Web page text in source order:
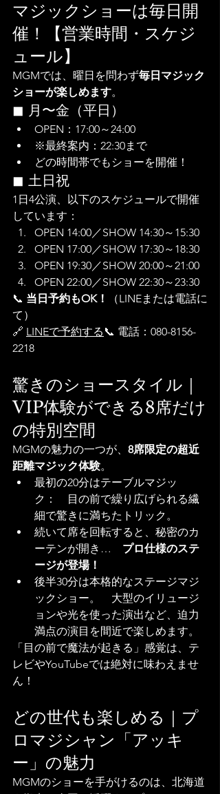
マジックショーは毎日開
催！【営業時間・スケジ
ュール】
MGMでは、曜日を問わず毎日マジック
ショーが楽しめます。
◼ 月〜金（平日）
OPEN：17:00～24:00
※最終案内：22:30まで
どの時間帯でもショーを開催！
◼ 土日祝
1日4公演、以下のスケジュールで開催
しています：
OPEN 14:00／SHOW 14:30～15:30
OPEN 17:00／SHOW 17:30～18:30
OPEN 19:30／SHOW 20:00～21:00
OPEN 22:00／SHOW 22:30～23:30
📞 当日予約もOK！
（LINEまたは電話に
て）
🔗 LINEで予約する 📞 電話：080-8156-
2218
驚きのショースタイル｜
VIP体験ができる8席だけ
の特別空間
MGMの魅力の一つが、 8席限定の超近
距離マジック体験。
最初の20分はテーブルマジッ
ク：　目の前で繰り広げられる繊
細で驚きに満ちたトリック。
続いて席を回転すると、秘密のカ
ーテンが開き… プロ仕様のステ
ージが登場！
後半30分は本格的なステージマジ
ックショー。　大型のイリュージ
ョンや光を使った演出など、迫力
満点の演目を間近で楽しめます。
「目の前で魔法が起きる」感覚は、テ
レビやYouTubeでは絶対に味わえませ
ん！
どの世代も楽しめる｜プ
ロマジシャン「アッキ
ー」の魅力
MGMのショーを手がけるのは、北海道